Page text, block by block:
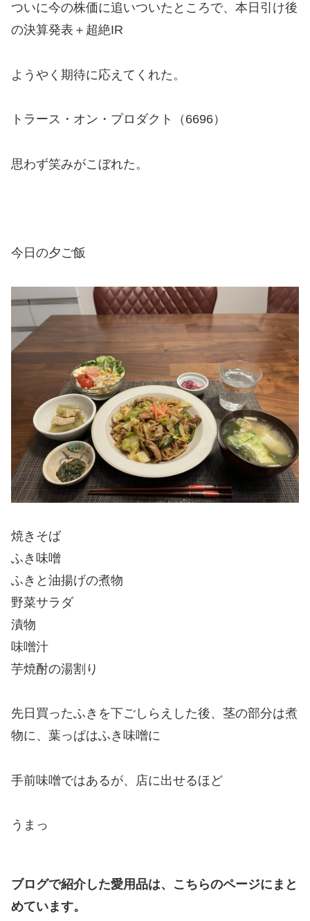
ついに今の株価に追いついたところで、本日引け後
の決算発表＋超絶IR
ようやく期待に応えてくれた。
トラース・オン・プロダクト（6696）
思わず笑みがこぼれた。
今日の夕ご飯
焼きそば
ふき味噌
ふきと油揚げの煮物
野菜サラダ
漬物
味噌汁
芋焼酎の湯割り
先日買ったふきを下ごしらえした後、茎の部分は煮
物に、葉っぱはふき味噌に
手前味噌ではあるが、店に出せるほど
うまっ
ブログで紹介した愛用品は、こちらのページにまと
めています。